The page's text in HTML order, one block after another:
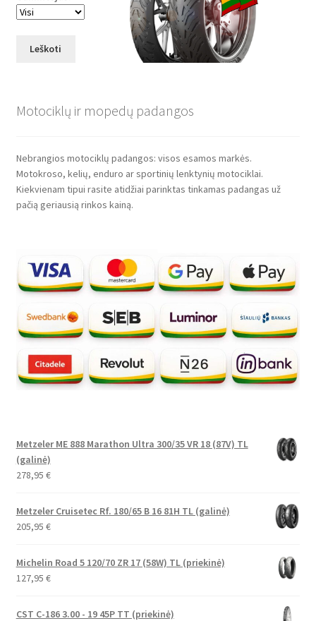
Leškoti
Motociklų ir mopedų padangos
Nebrangios motociklų padangos: visos esamos markės.
Motokroso, kelių, enduro ar sportinių lenktynių motociklai.
Kiekvienam tipui rasite atidžiai parinktas tinkamas padangas už
pačią geriausią rinkos kainą.
Metzeler ME 888 Marathon Ultra 300/35 VR 18 (87V) TL
(galinė)
278,95 €
Metzeler Cruisetec Rf. 180/65 B 16 81H TL (galinė)
205,95 €
Michelin Road 5 120/70 ZR 17 (58W) TL (priekinė)
127,95 €
CST C-186 3.00 - 19 45P TT (priekinė)